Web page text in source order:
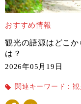
おすすめ情報
観光の語源はどこ
は？
2026年05月19日
関連キーワード：